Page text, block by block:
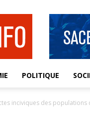
POLITIQUE
inciviques des